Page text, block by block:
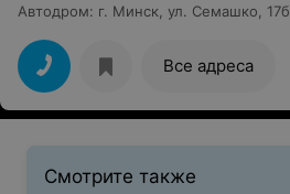
Автодром: г. Минск, ул. Семашко, 17б
Все адреса
Смотрите также